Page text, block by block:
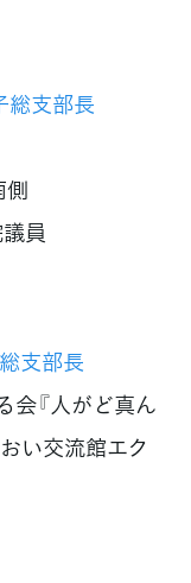
総支部長
員
支部長
会『人がど真ん
い交流館エク